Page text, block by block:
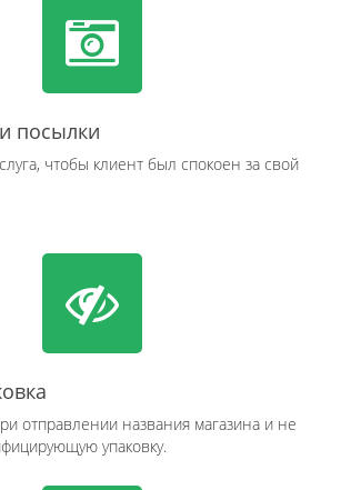
посылки
чтобы клиент был спокоен за свой
отправлении названия магазина и не
упаковку.